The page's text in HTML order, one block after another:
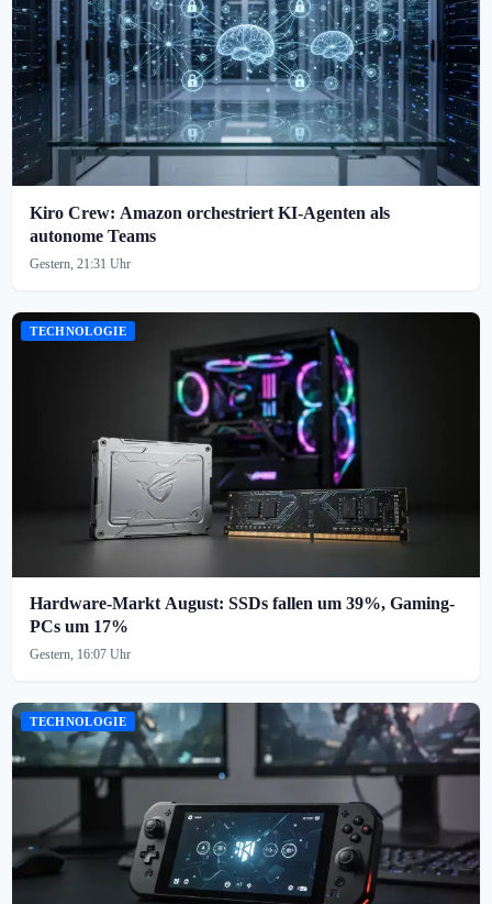
Kiro Crew: Amazon orchestriert KI-Agenten als
autonome Teams
Gestern, 21:31 Uhr
TECHNOLOGIE
Hardware-Markt August: SSDs fallen um 39%, Gaming-
PCs um 17%
Gestern, 16:07 Uhr
TECHNOLOGIE